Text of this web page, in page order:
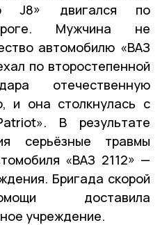
J8» двигался по
Мужчина не
автомобилю «ВАЗ
по второстепенной
отечественную
и она столкнулась с
В результате
серьёзные травмы
«ВАЗ 2112» —
Бригада скорой
доставила
учреждение.